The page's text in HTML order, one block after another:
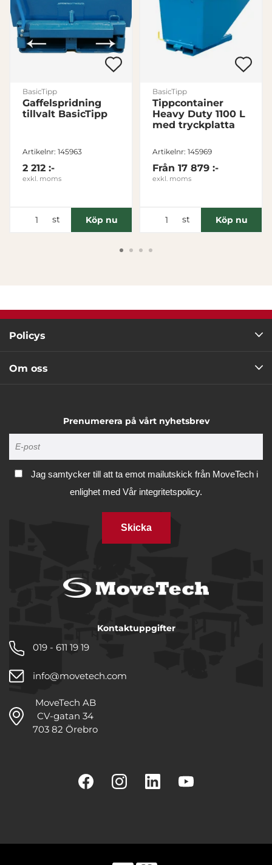
BasicTipp
Gaffelspridning
tillvalt BasicTipp
Artikelnr: 145963
2 212 :-
exkl. moms
st Köp nu
BasicTipp
Tippcontainer
Heavy Duty 1100 L
med tryckplatta
Artikelnr: 145969
Från 17 879 :-
exkl. moms
st Köp nu
Policys
Om oss
Prenumerera på vårt nyhetsbrev
Jag samtycker till att ta emot mailutskick från MoveTech i
enlighet med Vår integritetspolicy.
Skicka
Kontaktuppgifter
019 - 611 19 19
info@movetech.com
MoveTech AB
CV-gatan 34
703 82 Örebro